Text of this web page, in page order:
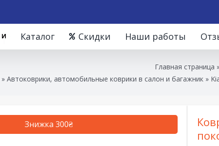
Каталог Скидки Наши работы
Главная страница
» Автоковрики, автомобильные коврики в салон и багажник »
Знижка 300₴